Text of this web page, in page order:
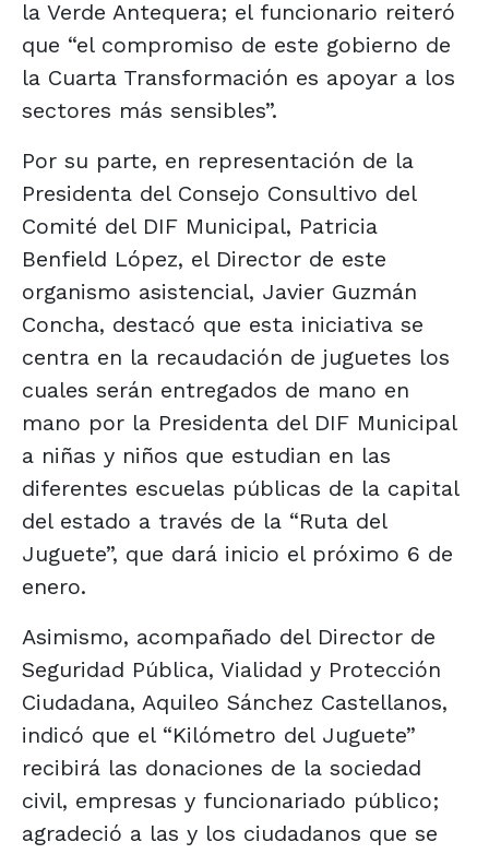
la Verde Antequera; el funcionario reiteró
que “el compromiso de este gobierno de
la Cuarta Transformación es apoyar a los
sectores más sensibles”.
Por su parte, en representación de la
Presidenta del Consejo Consultivo del
Comité del DIF Municipal, Patricia
Benfield López, el Director de este
organismo asistencial, Javier Guzmán
Concha, destacó que esta iniciativa se
centra en la recaudación de juguetes los
cuales serán entregados de mano en
mano por la Presidenta del DIF Municipal
a niñas y niños que estudian en las
diferentes escuelas públicas de la capital
del estado a través de la “Ruta del
Juguete”, que dará inicio el próximo 6 de
enero.
Asimismo, acompañado del Director de
Seguridad Pública, Vialidad y Protección
Ciudadana, Aquileo Sánchez Castellanos,
indicó que el “Kilómetro del Juguete”
recibirá las donaciones de la sociedad
civil, empresas y funcionariado público;
agradeció a las y los ciudadanos que se